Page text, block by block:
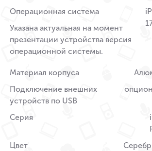
Операционная система
Указана актуальная на момент
презентации устройства версия
операционной системы.
Материал корпуса
Подключение внешних
устройств по USB
Серия
Цвет